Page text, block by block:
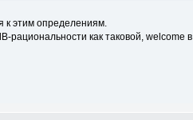
к этим определениям.
рациональности как таковой, welcome в